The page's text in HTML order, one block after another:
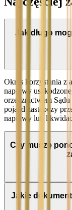
Jak długo
Okres korzystania z
naprawy
orzecznictwem
pojazd zastępczy
naprawy lub
Czy muszę
Jakie